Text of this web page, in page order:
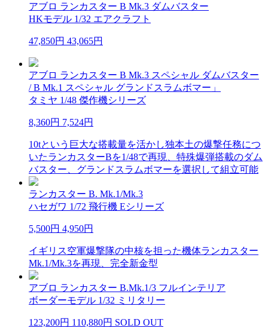
アブロ ランカスター B Mk.3 ダムバスター
HKモデル 1/32 エアクラフト
47,850円 43,065円
アブロ ランカスター B Mk.3 スペシャル ダムバスター
/ B Mk.1 スペシャル グランドスラムボマー」
タミヤ 1/48 傑作機シリーズ
8,360円 7,524円
10tという巨大な搭載量を活かし独本土の爆撃任務につ
いたランカスターBを1/48で再現、特殊爆弾搭載のダム
バスター、グランドスラムボマーを選択して組立可能
ランカスター B. Mk.1/Mk.3
ハセガワ 1/72 飛行機 Eシリーズ
5,500円 4,950円
イギリス空軍爆撃隊の中核を担った機体ランカスター
Mk.1/Mk.3を再現、完全新金型
アブロ ランカスター B.Mk.1/3 フルインテリア
ボーダーモデル 1/32 ミリタリー
123,200円 110,880円 SOLD OUT